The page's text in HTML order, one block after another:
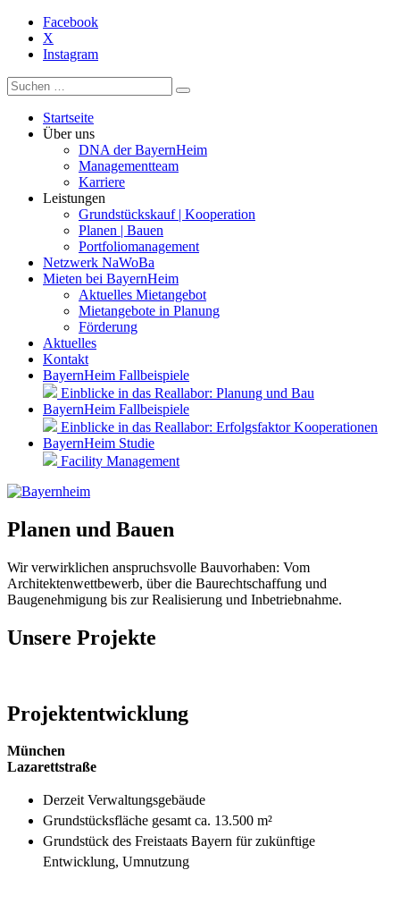
Facebook
X
Instagram
Startseite
Über uns
DNA der BayernHeim
Managementteam
Karriere
Leistungen
Grundstückskauf | Kooperation
Planen | Bauen
Portfoliomanagement
Netzwerk NaWoBa
Mieten bei BayernHeim
Aktuelles Mietangebot
Mietangebote in Planung
Förderung
Aktuelles
Kontakt
BayernHeim Fallbeispiele
Einblicke in das Reallabor: Planung und Bau
BayernHeim Fallbeispiele
Einblicke in das Reallabor: Erfolgsfaktor Kooperationen
BayernHeim Studie
Facility Management
Planen und Bauen
Wir verwirklichen anspruchsvolle Bauvorhaben: Vom
Architektenwettbewerb, über die Baurechtschaffung und
Baugenehmigung bis zur Realisierung und Inbetriebnahme.
Unsere Projekte
Projektentwicklung
München
Lazarettstraße
Derzeit Verwaltungsgebäude
Grundstücksfläche gesamt ca. 13.500 m²
Grundstück des Freistaats Bayern für zukünftige
Entwicklung, Umnutzung